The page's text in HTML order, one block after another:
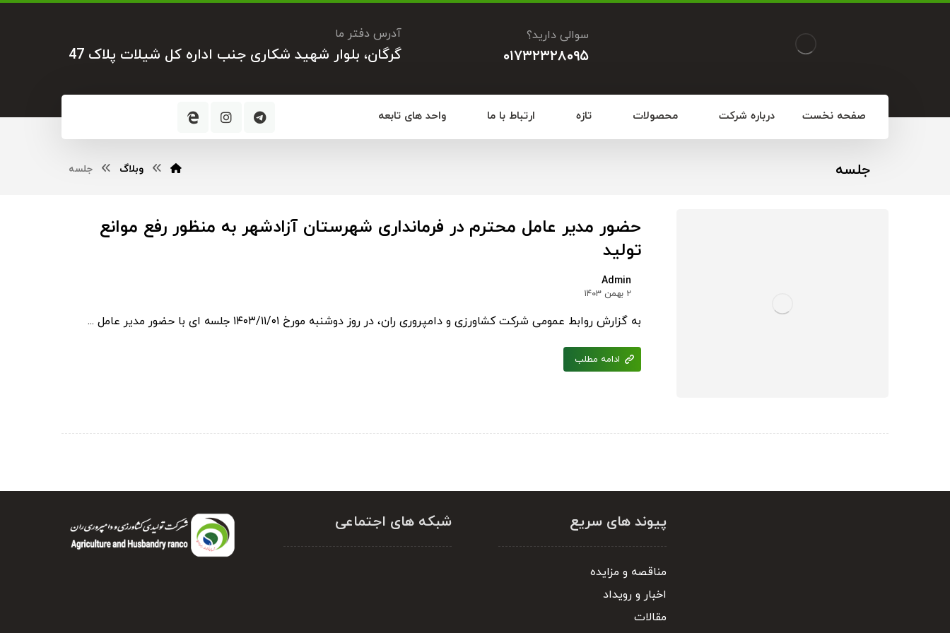
آدرس دفتر ما
گرگان، بلوار شهید شکاری جنب اداره کل شیلات پلاک 47
سوالی دارید؟
۰۱۷۳۲۳۲۸۰۹۵
صفحه نخست درباره شرکت محصولات تازه ارتباط با ما واحد های تابعه
جلسه وبلاگ جلسه
حضور مدیر عامل محترم در فرمانداری شهرستان آزادشهر به منظور رفع موانع
تولید
Admin
۲ بهمن ۱۴۰۳
به گزارش روابط عمومی شرکت کشاورزی و دامپروری ران، در روز دوشنبه مورخ ۱۴۰۳/۱۱/۰۱ جلسه ای با حضور مدیر عامل ...
ادامه مطلب
پیوند های سریع
مناقصه و مزایده
اخبار و رویداد
مقالات
شبکه های اجتماعی